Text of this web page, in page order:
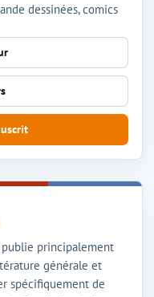
dessinées, comics
publie principalement
générale et
spécifiquement de